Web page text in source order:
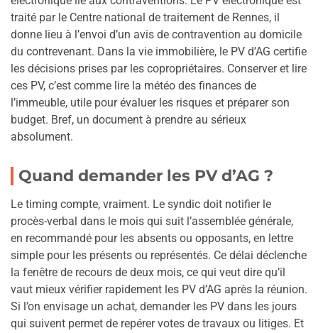
traité par le Centre national de traitement de Rennes, il
donne lieu à l’envoi d’un avis de contravention au domicile
du contrevenant. Dans la vie immobilière, le PV d’AG certifie
les décisions prises par les copropriétaires. Conserver et lire
ces PV, c’est comme lire la météo des finances de
l’immeuble, utile pour évaluer les risques et préparer son
budget. Bref, un document à prendre au sérieux
absolument.
Quand demander les PV d’AG ?
Le timing compte, vraiment. Le syndic doit notifier le
procès-verbal dans le mois qui suit l’assemblée générale,
en recommandé pour les absents ou opposants, en lettre
simple pour les présents ou représentés. Ce délai déclenche
la fenêtre de recours de deux mois, ce qui veut dire qu’il
vaut mieux vérifier rapidement les PV d’AG après la réunion.
Si l’on envisage un achat, demander les PV dans les jours
qui suivent permet de repérer votes de travaux ou litiges. Et